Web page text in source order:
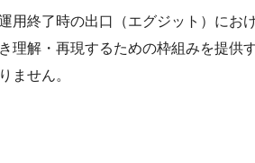
終了時の出口（エグジット）にお
解・再現するための枠組みを提供
ません。